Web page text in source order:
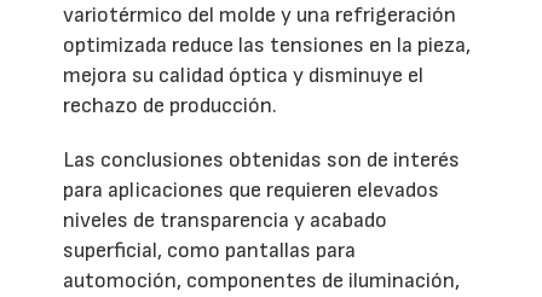
variotérmico del molde y una refrigeración
optimizada reduce las tensiones en la pieza,
mejora su calidad óptica y disminuye el
rechazo de producción.
Las conclusiones obtenidas son de interés
para aplicaciones que requieren elevados
niveles de transparencia y acabado
superficial, como pantallas para
automoción, componentes de iluminación,